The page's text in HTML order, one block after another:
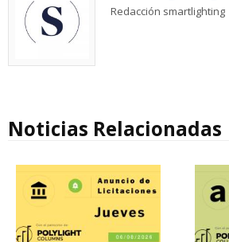
Redacción smartlighting
Noticias Relacionadas